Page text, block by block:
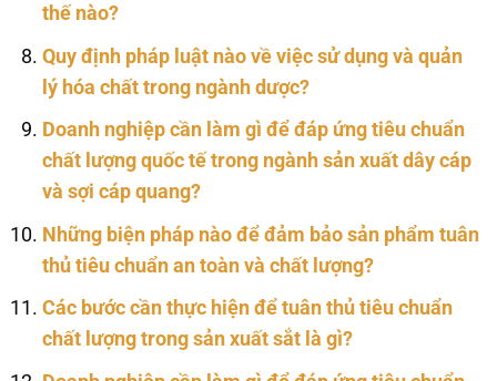
thế nào?
Quy định pháp luật nào về việc sử dụng và quản
lý hóa chất trong ngành dược?
Doanh nghiệp cần làm gì để đáp ứng tiêu chuẩn
chất lượng quốc tế trong ngành sản xuất dây cáp
và sợi cáp quang?
Những biện pháp nào để đảm bảo sản phẩm tuân
thủ tiêu chuẩn an toàn và chất lượng?
Các bước cần thực hiện để tuân thủ tiêu chuẩn
chất lượng trong sản xuất sắt là gì?